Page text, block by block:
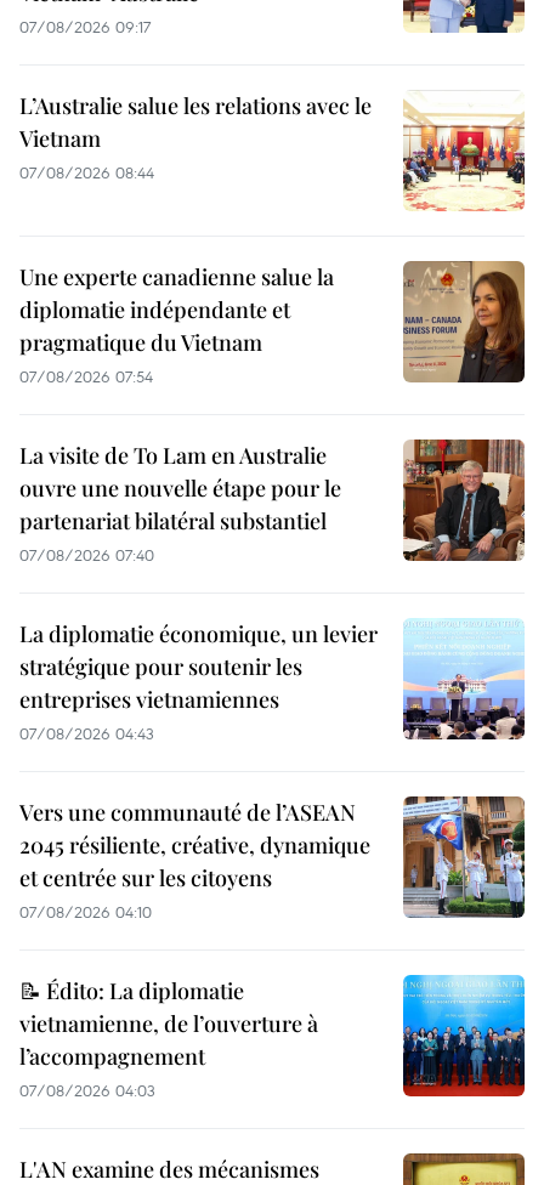
07/08/2026 09:17
L’Australie salue les relations avec le
Vietnam
07/08/2026 08:44
Une experte canadienne salue la
diplomatie indépendante et
pragmatique du Vietnam
07/08/2026 07:54
La visite de To Lam en Australie
ouvre une nouvelle étape pour le
partenariat bilatéral substantiel
07/08/2026 07:40
La diplomatie économique, un levier
stratégique pour soutenir les
entreprises vietnamiennes
07/08/2026 04:43
Vers une communauté de l’ASEAN
2045 résiliente, créative, dynamique
et centrée sur les citoyens
07/08/2026 04:10
📝 Édito: La diplomatie
vietnamienne, de l’ouverture à
l’accompagnement
07/08/2026 04:03
L'AN examine des mécanismes